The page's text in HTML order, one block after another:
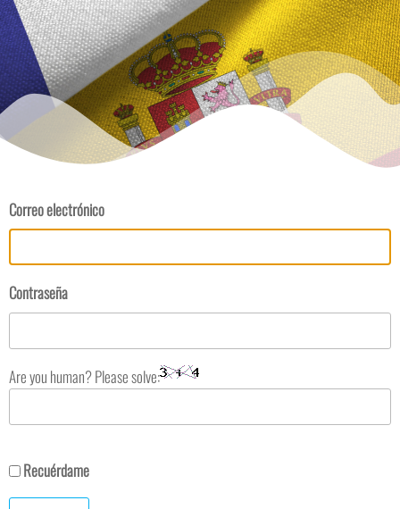
Correo electrónico
Contraseña
Are you human? Please solve:
Recuérdame